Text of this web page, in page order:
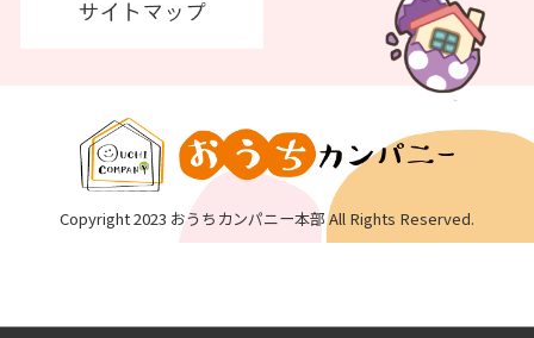
Copyright 2023 おうちカンパニー本部 All Rights Reserved.